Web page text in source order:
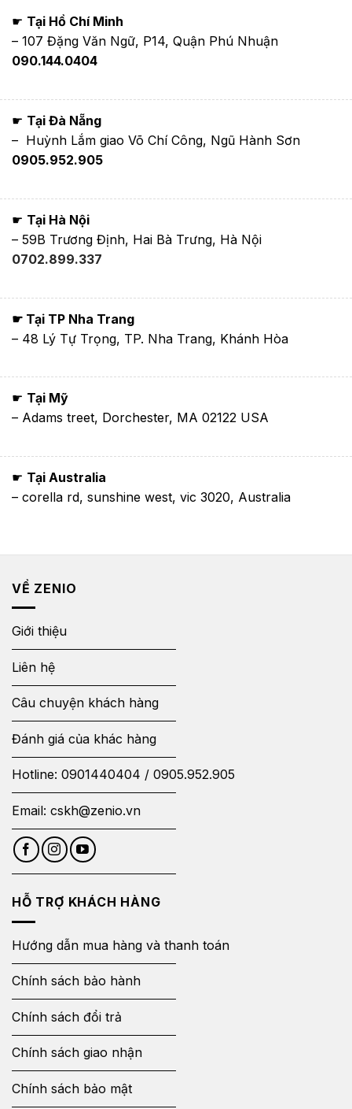
☛ Tại Hồ Chí Minh
– 107 Đặng Văn Ngữ, P14, Quận Phú Nhuận
090.144.0404
☛ Tại Đà Nẵng
– Huỳnh Lắm giao Võ Chí Công, Ngũ Hành Sơn
0905.952.905
☛ Tại Hà Nội
– 59B Trương Định, Hai Bà Trưng, Hà Nội
0702.899.337
☛ Tại TP Nha Trang
– 48 Lý Tự Trọng, TP. Nha Trang, Khánh Hòa
☛ Tại Mỹ
– Adams treet, Dorchester, MA 02122 USA
☛ Tại Australia
– corella rd, sunshine west, vic 3020, Australia
VỀ ZENIO
Giới thiệu
Liên hệ
Câu chuyện khách hàng
Đánh giá của khác hàng
Hotline: 0901440404 / 0905.952.905
Email: cskh@zenio.vn
HỖ TRỢ KHÁCH HÀNG
Hướng dẫn mua hàng và thanh toán
Chính sách bảo hành
Chính sách đổi trả
Chính sách giao nhận
Chính sách bảo mật